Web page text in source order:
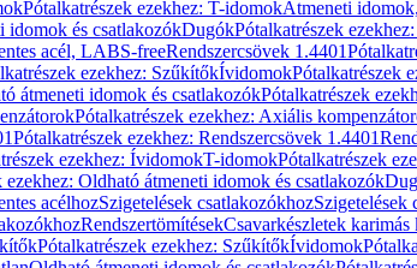
Pótalkatrészek ezekhez: T-idomokÁtmeneti
idomok és csatlakozókDugókPótalkatrészek
acél, LABS-freeRendszercsövek 1.4401
ezekhez: SzűkítőkÍvidomokPótalkatrészek
átmeneti idomok és csatlakozókPótalkatrészek
Pótalkatrészek ezekhez: Axiális
Pótalkatrészek ezekhez: Rendszercsövek 1.4401
ezekhez: ÍvidomokT-idomokPótalkatrészek
ezekhez: Oldható átmeneti idomok és csatlakozók
acélhozSzigetelések csatlakozókhozSzigetelések
RendszertömítésekCsavarkészletek karimás
Pótalkatrészek ezekhez: SzűkítőkÍvidomok